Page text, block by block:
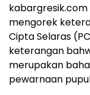
mengorek
Cipta Selaras
keterangan
merupakan
pewarnaan